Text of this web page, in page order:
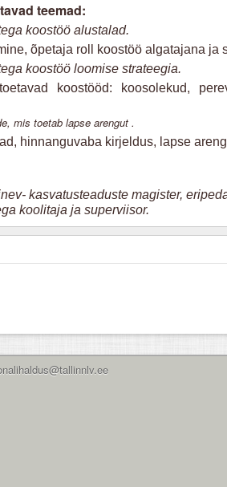
teemad:
koostöö alustalad.
õpetaja roll koostöö algatajana ja
koostöö loomise strateegia.
koostööd: koosolekud,
mis toetab lapse arengut .
hinnanguvaba kirjeldus, lapse
kasvatusteaduste magister,
koolitaja ja superviisor.